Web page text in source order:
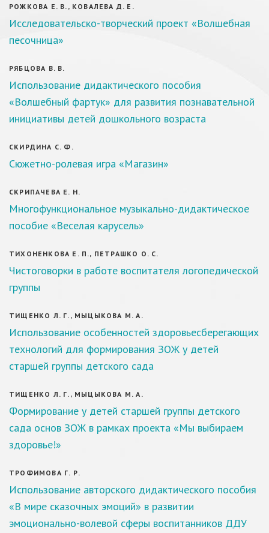
РОЖКОВА Е. В., КОВАЛЕВА Д. Е.
Исследовательско-творческий проект «Волшебная
песочница»
РЯБЦОВА В. В.
Использование дидактического пособия
«Волшебный фартук» для развития познавательной
инициативы детей дошкольного возраста
СКИРДИНА С. Ф.
Сюжетно-ролевая игра «Магазин»
СКРИПАЧЕВА Е. Н.
Многофункциональное музыкально-дидактическое
пособие «Веселая карусель»
ТИХОНЕНКОВА Е. П., ПЕТРАШКО О. С.
Чистоговорки в работе воспитателя логопедической
группы
ТИЩЕНКО Л. Г., МЫЦЫКОВА М. А.
Использование особенностей здоровьесберегающих
технологий для формирования ЗОЖ у детей
старшей группы детского сада
ТИЩЕНКО Л. Г., МЫЦЫКОВА М. А.
Формирование у детей старшей группы детского
сада основ ЗОЖ в рамках проекта «Мы выбираем
здоровье!»
ТРОФИМОВА Г. Р.
Использование авторского дидактического пособия
«В мире сказочных эмоций» в развитии
эмоционально-волевой сферы воспитанников ДДУ